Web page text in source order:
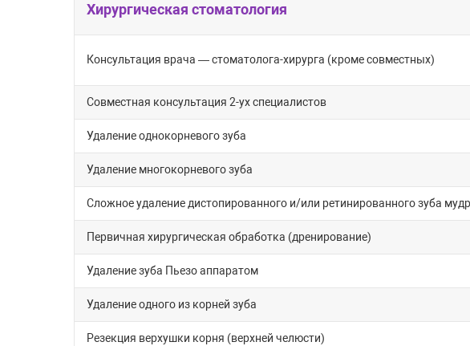
Хирургическая стоматология
Консультация врача — стоматолога-хирурга (кроме совместных)
Совместная консультация 2-ух специалистов
Удаление однокорневого зуба
Удаление многокорневого зуба
Сложное удаление дистопированного и/или ретинированного зуба
Первичная хирургическая обработка (дренирование)
Удаление зуба Пьезо аппаратом
Удаление одного из корней зуба
Резекция верхушки корня (верхней челюсти)